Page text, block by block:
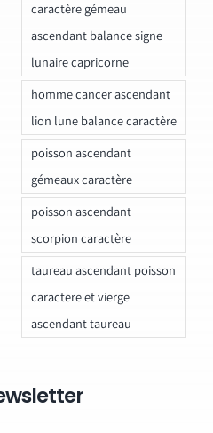
caractère gémeau
ascendant balance signe
lunaire capricorne
homme cancer ascendant
lion lune balance caractère
poisson ascendant
gémeaux caractère
poisson ascendant
scorpion caractère
taureau ascendant poisson
caractere et vierge
ascendant taureau